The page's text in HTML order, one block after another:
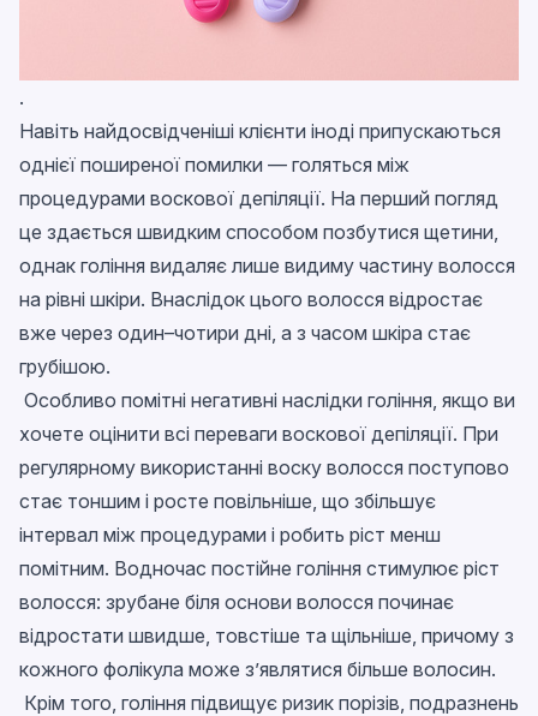
.
Навіть найдосвідченіші клієнти іноді припускаються
однієї поширеної помилки — голяться між
процедурами воскової депіляції. На перший погляд
це здається швидким способом позбутися щетини,
однак гоління видаляє лише видиму частину волосся
на рівні шкіри. Внаслідок цього волосся відростає
вже через один–чотири дні, а з часом шкіра стає
грубішою.
Особливо помітні негативні наслідки гоління, якщо ви
хочете оцінити всі переваги воскової депіляції. При
регулярному використанні воску волосся поступово
стає тоншим і росте повільніше, що збільшує
інтервал між процедурами і робить ріст менш
помітним. Водночас постійне гоління стимулює ріст
волосся: зрубане біля основи волосся починає
відростати швидше, товстіше та щільніше, причому з
кожного фолікула може з’являтися більше волосин.
Крім того, гоління підвищує ризик порізів, подразнень